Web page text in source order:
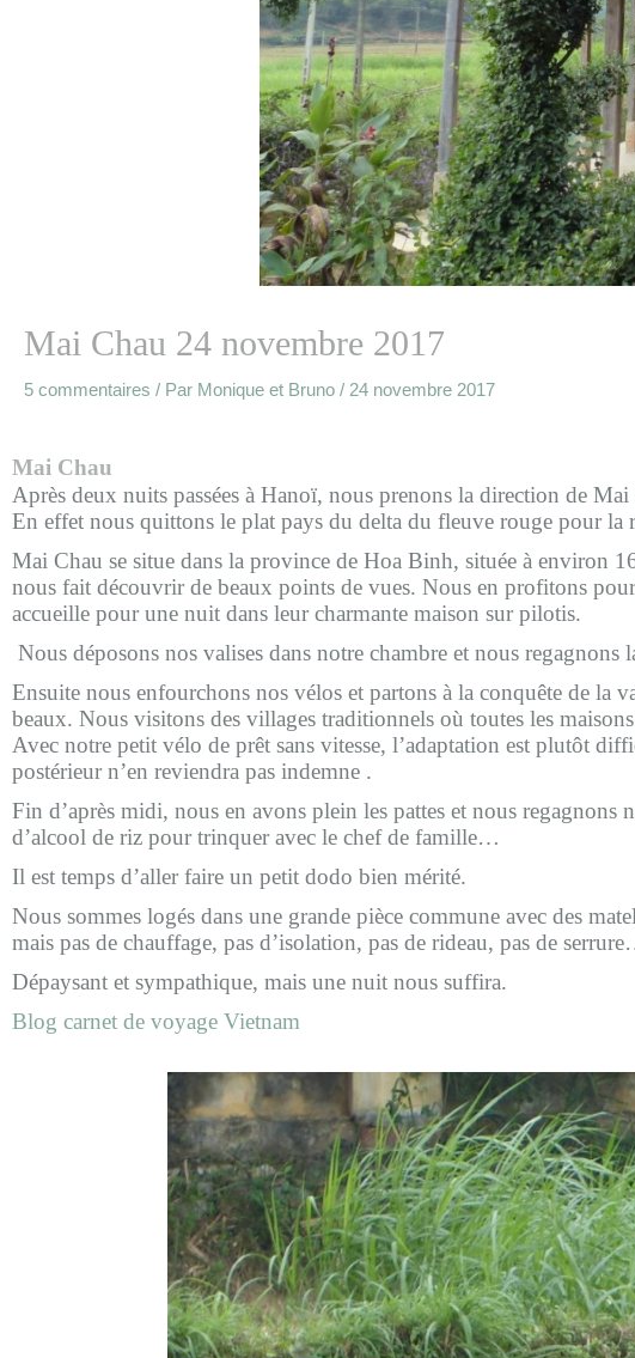
Mai Chau 24 novembre 2017
5 commentaires / Par Monique et Bruno / 24 novembre 2017
Mai Chau
Après deux nuits passées à Hanoï, nous prenons la direction de Mai
En effet nous quittons le plat pays du delta du fleuve rouge pour la
Mai Chau se situe dans la province de Hoa Binh, située à environ
nous fait découvrir de beaux points de vues. Nous en profitons
accueille pour une nuit dans leur charmante maison sur pilotis.
Nous déposons nos valises dans notre chambre et nous
Ensuite nous enfourchons nos vélos et partons à la conquête de la
beaux. Nous visitons des villages traditionnels où toutes les
Avec notre petit vélo de prêt sans vitesse, l’adaptation est plutôt
postérieur n’en reviendra pas indemne .
Fin d’après midi, nous en avons plein les pattes et nous
d’alcool de riz pour trinquer avec le chef de famille…
Il est temps d’aller faire un petit dodo bien mérité.
Nous sommes logés dans une grande pièce commune avec des
mais pas de chauffage, pas d’isolation, pas de rideau, pas de
Dépaysant et sympathique, mais une nuit nous suffira.
Blog carnet de voyage Vietnam